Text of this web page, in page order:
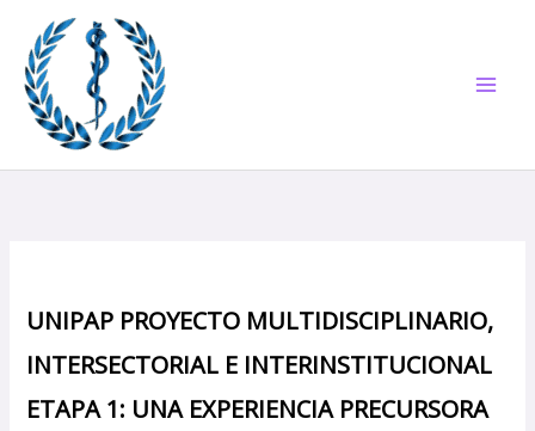
contenido
UNIPAP PROYECTO MULTIDISCIPLINARIO,
INTERSECTORIAL E INTERINSTITUCIONAL
ETAPA 1: UNA EXPERIENCIA PRECURSORA